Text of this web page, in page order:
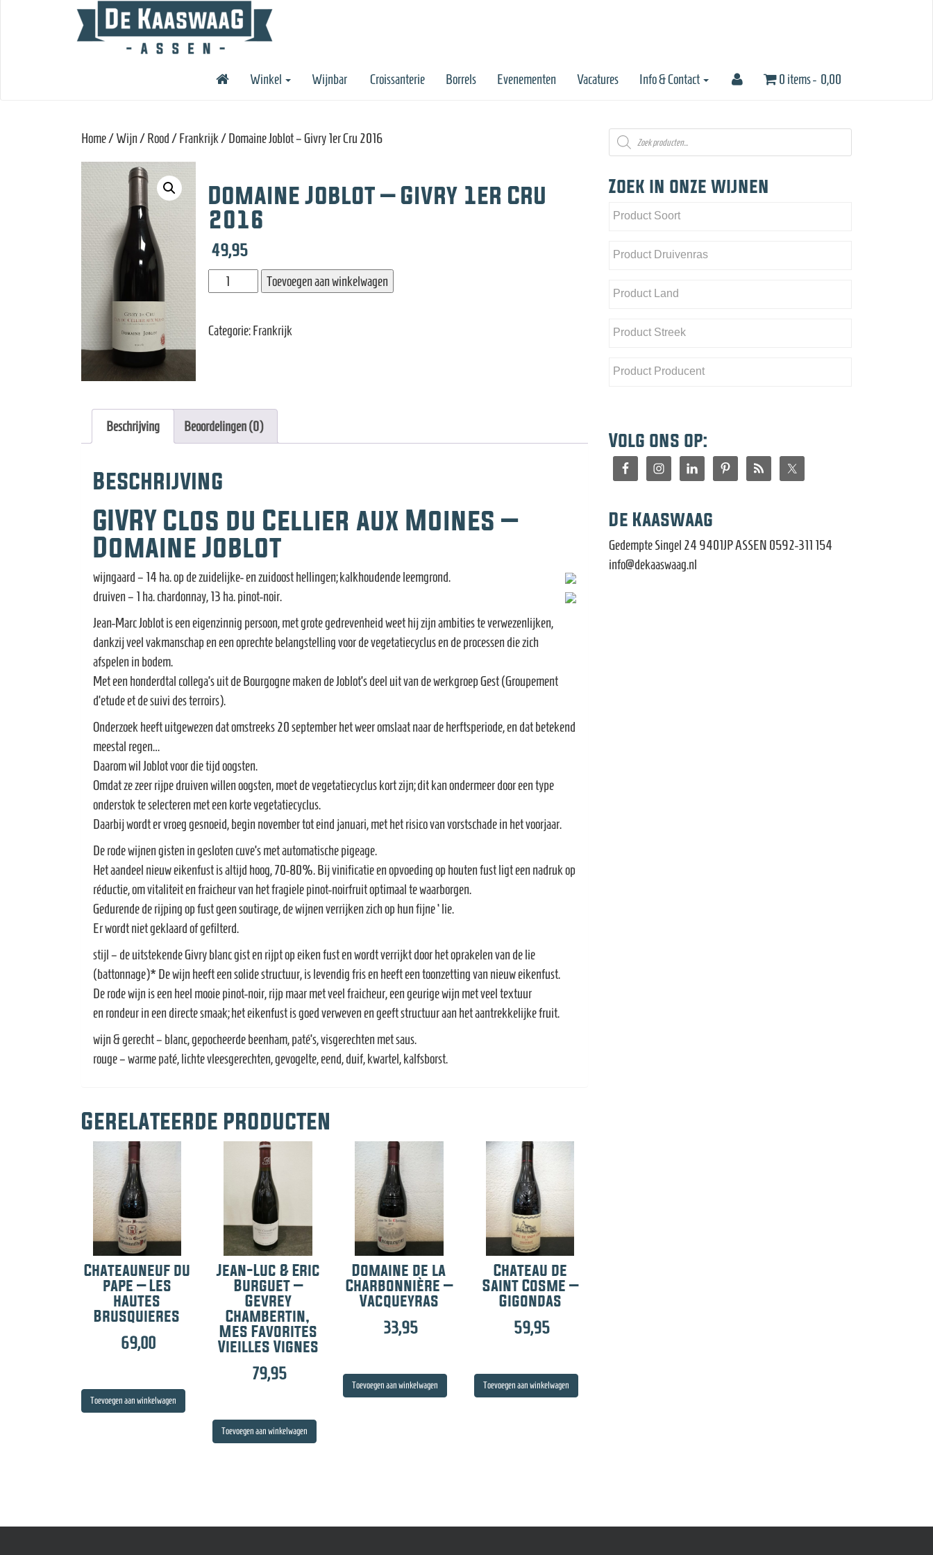
Winkel Wijnbar Croissanterie Borrels Evenementen Vacatures Info & Contact 0 items - 0,00
Home/Wijn /Rood /Frankrijk / Domaine Joblot – Givry 1er Cru 2016
Domaine Joblot – Givry 1er Cru
2016
49,95
Domaine
Joblot
Givry
aantal
Toevoegen aan winkelwagen
Categorie:Frankrijk
Beschrijving Beoordelingen (0)
Beschrijving
GIVRY Clos du Cellier aux Moines –
Domaine Joblot
wijngaard – 14 ha. op de zuidelijke- en zuidoost hellingen; kalkhoudende leemgrond.
druiven – 1 ha. chardonnay, 13 ha. pinot-noir.
Jean-Marc Joblot is een eigenzinnig persoon, met grote gedrevenheid weet hij zijn ambities te verwezenlijken,
dankzij veel vakmanschap en een oprechte belangstelling voor de vegetatiecyclus en de processen die zich
afspelen in bodem.
Met een honderdtal collega’s uit de Bourgogne maken de Joblot’s deel uit van de werkgroep Gest (Groupement
d’etude et de suivi des terroirs).
Onderzoek heeft uitgewezen dat omstreeks 20 september het weer omslaat naar de herftsperiode, en dat betekend
meestal regen…
Daarom wil Joblot voor die tijd oogsten.
Omdat ze zeer rijpe druiven willen oogsten, moet de vegetatiecyclus kort zijn; dit kan ondermeer door een type
onderstok te selecteren met een korte vegetatiecyclus.
Daarbij wordt er vroeg gesnoeid, begin november tot eind januari, met het risico van vorstschade in het voorjaar.
De rode wijnen gisten in gesloten cuve’s met automatische pigeage.
Het aandeel nieuw eikenfust is altijd hoog, 70-80%. Bij vinificatie en opvoeding op houten fust ligt een nadruk op
réductie, om vitaliteit en fraicheur van het fragiele pinot-noirfruit optimaal te waarborgen.
Gedurende de rijping op fust geen soutirage, de wijnen verrijken zich op hun fijne ‘lie.
Er wordt niet geklaard of gefilterd.
stijl – de uitstekende Givry blanc gist en rijpt op eiken fust en wordt verrijkt door het oprakelen van de lie
(battonnage)* De wijn heeft een solide structuur, is levendig fris en heeft een toonzetting van nieuw eikenfust.
De rode wijn is een heel mooie pinot-noir, rijp maar met veel fraicheur, een geurige wijn met veel textuur
en rondeur in een directe smaak; het eikenfust is goed verweven en geeft structuur aan het aantrekkelijke fruit.
wijn & gerecht – blanc, gepocheerde beenham, paté’s, visgerechten met saus.
rouge – warme paté, lichte vleesgerechten, gevogelte, eend, duif, kwartel, kalfsborst.
Gerelateerde producten
Chateauneuf du
pape – Les
hautes
Brusquieres
69,00
Toevoegen aan winkelwagen
Jean-Luc & Eric
Burguet –
Gevrey
Chambertin,
Mes Favorites
Vieilles Vignes
79,95
Toevoegen aan winkelwagen
Domaine de la
Charbonnière –
Vacqueyras
33,95
Toevoegen aan winkelwagen
Chateau de
Saint Cosme –
Gigondas
59,95
Toevoegen aan winkelwagen
Producten
zoeken
Zoek in onze wijnen
Volg ons op:
De Kaaswaag
Gedempte Singel 24 9401JP ASSEN 0592-311 154
info@dekaaswaag.nl